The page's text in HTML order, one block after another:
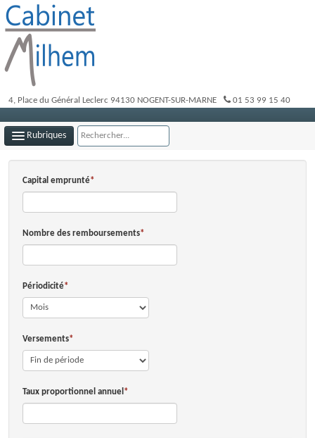
4, Place du Général Leclerc 94130 NOGENT-SUR-MARNE 01 53 99 15 40
Rubriques
NOS MISSIONS
OUTILS PRATIQUES
PLAN D'ACCÈS
FILS D'ACTUALITÉS
CONTACTEZ-NOUS
ESPACE CLIENTS
Capital emprunté
Nombre des remboursements
Périodicité
Versements
Taux proportionnel annuel